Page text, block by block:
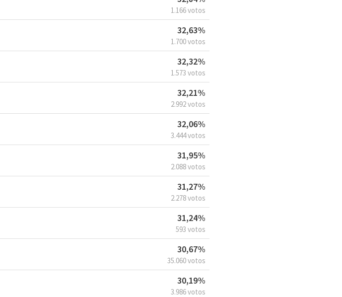
1.166 votos
32,63%
1.700 votos
32,32%
1.573 votos
32,21%
2.992 votos
32,06%
3.444 votos
31,95%
2.088 votos
31,27%
2.278 votos
31,24%
593 votos
30,67%
35.060 votos
30,19%
3.986 votos